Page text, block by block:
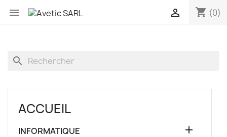
 shopping_cart (0)

search
ACCUEIL
INFORMATIQUE 